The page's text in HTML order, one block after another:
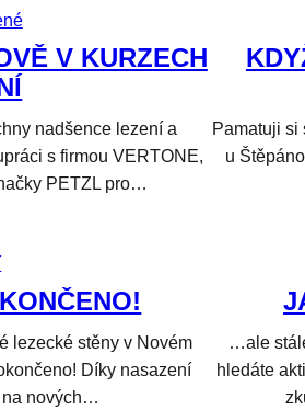
V KURZECH
nadšence lezení a
s firmou VERTONE,
PETZL pro…
Pamatuji si
u
lezecké stěny v Novém
Díky nasazení
na nových…
…ale
hledáte